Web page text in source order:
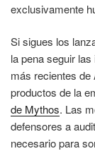
exclusivamente
Si sigues los
la pena seguir
más recientes de
productos de la
de Mythos. Las
defensores a
necesario para